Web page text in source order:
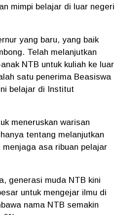
mimpi belajar di luar negeri
yang baru, yang baik
Telah melanjutkan
NTB untuk kuliah ke luar
satu penerima Beasiswa
belajar di Institut
meneruskan warisan
tentang melanjutkan
asa ribuan pelajar
generasi muda NTB kini
untuk mengejar ilmu di
nama NTB semakin